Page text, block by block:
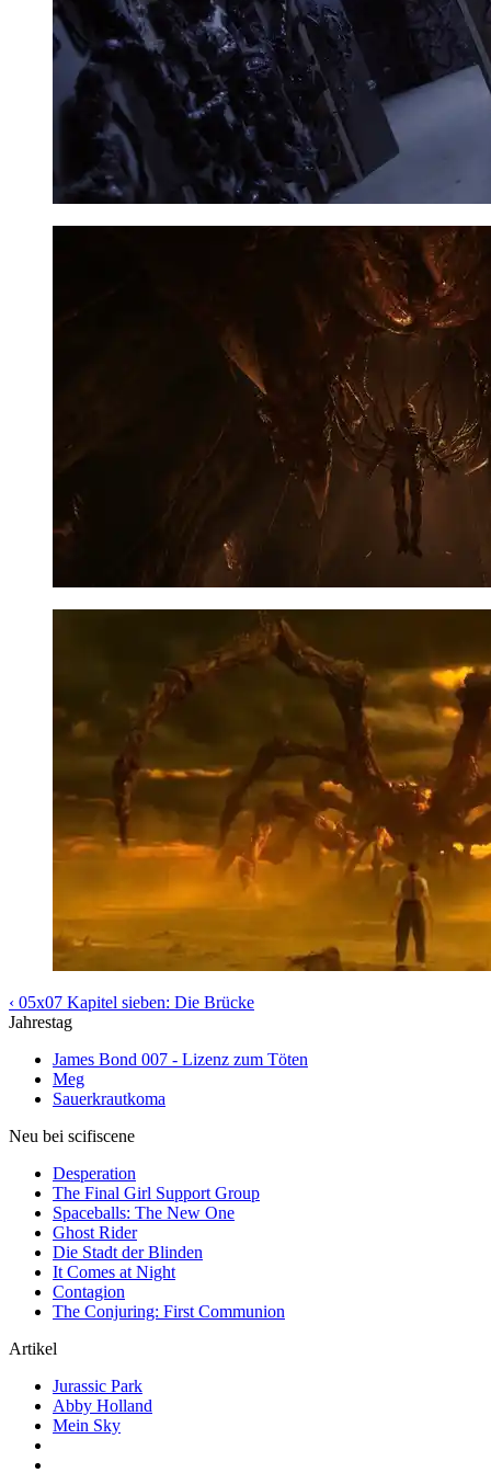
‹ 05x07 Kapitel sieben: Die Brücke
Jahrestag
James Bond 007 - Lizenz zum Töten
Meg
Sauerkrautkoma
Neu bei scifiscene
Desperation
The Final Girl Support Group
Spaceballs: The New One
Ghost Rider
Die Stadt der Blinden
It Comes at Night
Contagion
The Conjuring: First Communion
Artikel
Jurassic Park
Abby Holland
Mein Sky